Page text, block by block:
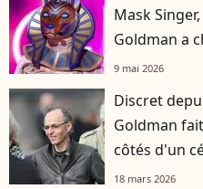
Mask
Goldman a
9 mai 2026
Discret
Goldman
côtés d'un
18 mars 2026